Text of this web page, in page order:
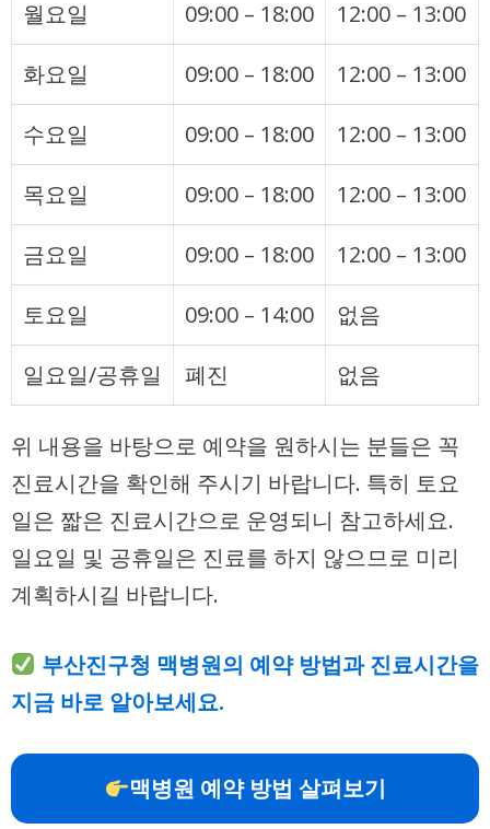
월요일 09:00 – 18:00 12:00 – 13:00
화요일 09:00 – 18:00 12:00 – 13:00
수요일 09:00 – 18:00 12:00 – 13:00
목요일 09:00 – 18:00 12:00 – 13:00
금요일 09:00 – 18:00 12:00 – 13:00
토요일 09:00 – 14:00 없음
일요일/공휴일 폐진 없음
위 내용을 바탕으로 예약을 원하시는 분들은 꼭
진료시간을 확인해 주시기 바랍니다. 특히 토요
일은 짧은 진료시간으로 운영되니 참고하세요.
일요일 및 공휴일은 진료를 하지 않으므로 미리
계획하시길 바랍니다.
부산진구청 맥병원의 예약 방법과 진료시간을
지금 바로 알아보세요.
맥병원 예약 방법 살펴보기